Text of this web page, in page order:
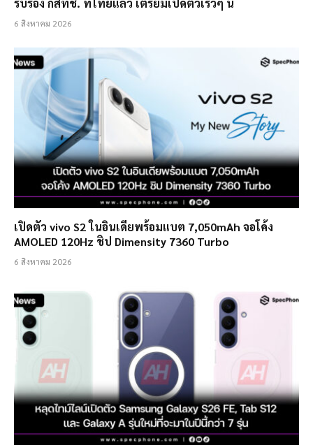
รับรอง กสทช. ที่ไทยแล้ว เตรียมเปิดตัวเร็วๆ นี้
6 สิงหาคม 2026
เปิดตัว vivo S2 ในอินเดียพร้อมแบต 7,050mAh จอโค้ง
AMOLED 120Hz ชิป Dimensity 7360 Turbo
6 สิงหาคม 2026